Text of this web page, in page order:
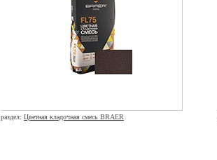
раздел: Цветная кладочная смесь BRAER